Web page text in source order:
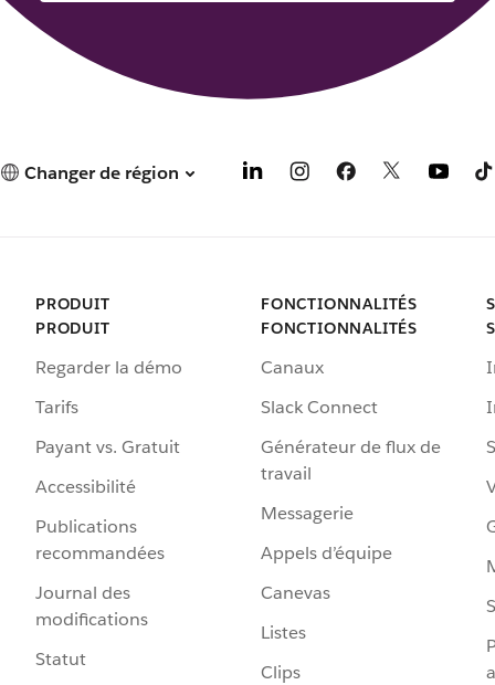
Changer de région
PRODUIT
PRODUIT
Regarder la démo
Tarifs
Payant vs. Gratuit
Accessibilité
Publications
recommandées
Journal des
modifications
Statut
FONCTIONNALITÉS
FONCTIONNALITÉS
Canaux
Slack Connect
Générateur de flux de
travail
Messagerie
Appels d’équipe
Canevas
Listes
Clips